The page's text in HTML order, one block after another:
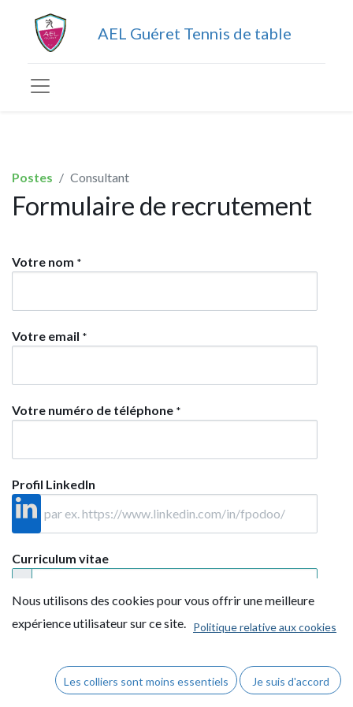
AEL Guéret Tennis de table
Postes Consultant
Formulaire de recrutement
Votre nom *
Votre email *
Votre numéro de téléphone *
Profil LinkedIn
Curriculum vitae
Le CV est optionnel si vous avez
Brève introduction
Nous utilisons des cookies pour vous offrir une meilleure
expérience utilisateur sur ce site. Politique relative aux cookies
Les colliers sont moins essentiels Je suis d'accord